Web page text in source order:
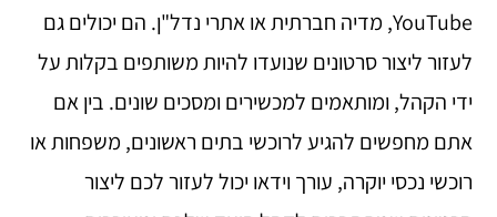
YouTube, מדיה חברתית או אתרי נדל"ן. הם יכולים גם
לעזור ליצור סרטונים שנועדו להיות משותפים בקלות על
ידי הקהל, ומותאמים למכשירים ומסכים שונים. בין אם
אתם מחפשים להגיע לרוכשי בתים ראשונים, משפחות או
רוכשי נכסי יוקרה, עורך וידאו יכול לעזור לכם ליצור